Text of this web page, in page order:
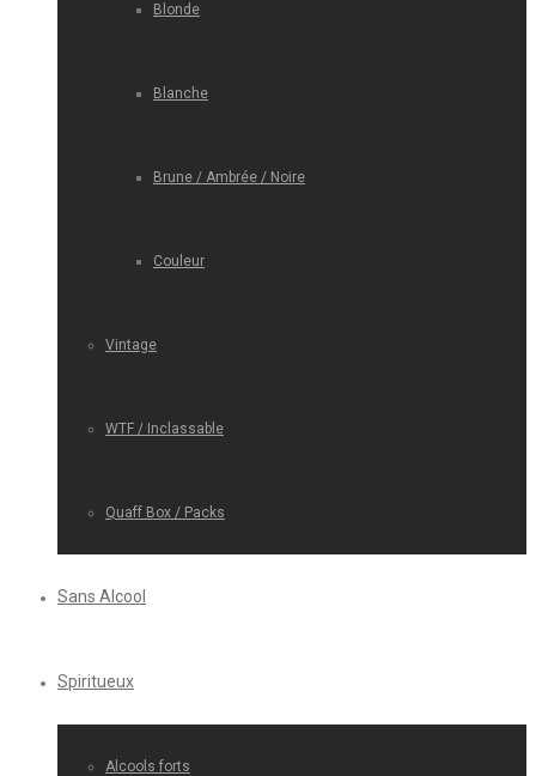
Blonde
Blanche
Brune / Ambrée / Noire
Couleur
Vintage
WTF / Inclassable
Quaff Box / Packs
Sans Alcool
Spiritueux
Alcools forts